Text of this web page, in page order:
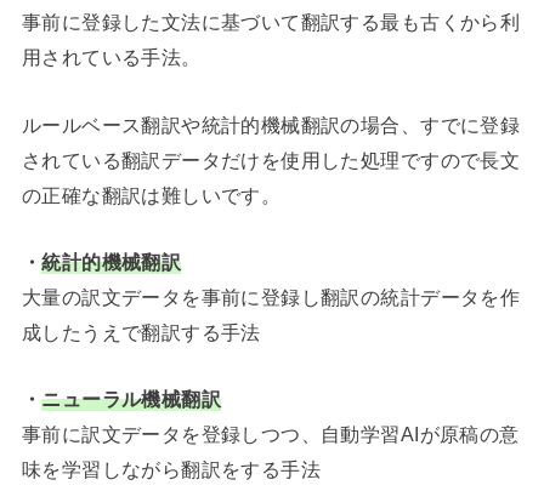
事前に登録した文法に基づいて翻訳する最も古くから利
用されている手法。
ルールベース翻訳や統計的機械翻訳の場合、すでに登録
されている翻訳データだけを使用した処理ですので長文
の正確な翻訳は難しいです。
・統計的機械翻訳
大量の訳文データを事前に登録し翻訳の統計データを作
成したうえで翻訳する手法
・ニューラル機械翻訳
事前に訳文データを登録しつつ、自動学習AIが原稿の意
味を学習しながら翻訳をする手法